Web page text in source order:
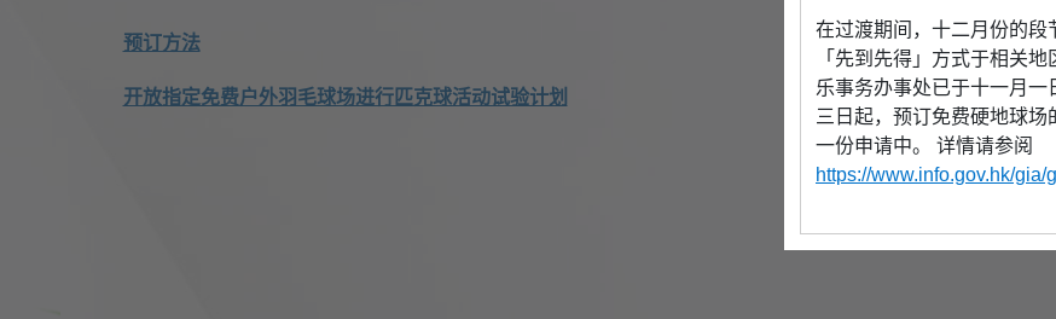
预订方法
开放指定免费户外羽毛球场进行匹克球活动试验计划
在过渡期间，十二月份的段
「先到先得」方式于相关
乐事务办事处已于十一月
三日起，预订免费硬地球
一份申请中。 详情请参阅
https://www.info.gov.hk/